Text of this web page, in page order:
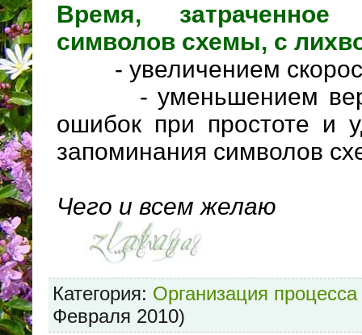
Время, затраченное
символов схемы, с
- увеличением
- уменьшением
ошибок при простоте и
запоминания символов
Чего и всем желаю
Категория: Организация процесса
Февраля 2010)